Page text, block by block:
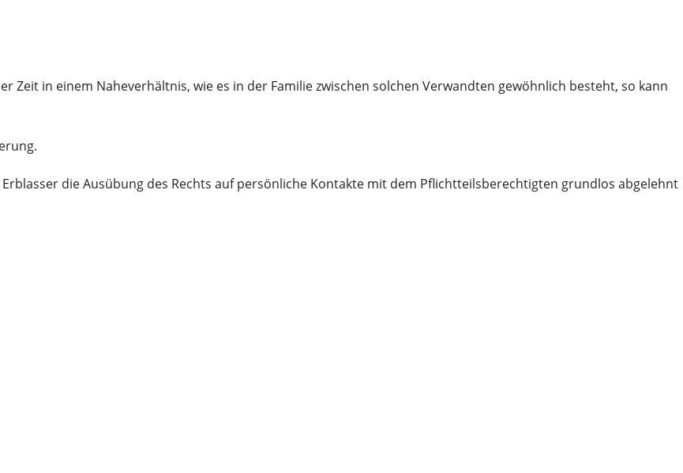
Zeit in einem Naheverhältnis, wie es in der Familie zwischen solchen Verwandten gewöhnlich besteht, so kann
die Ausübung des Rechts auf persönliche Kontakte mit dem Pflichtteilsberechtigten grundlos abgelehnt